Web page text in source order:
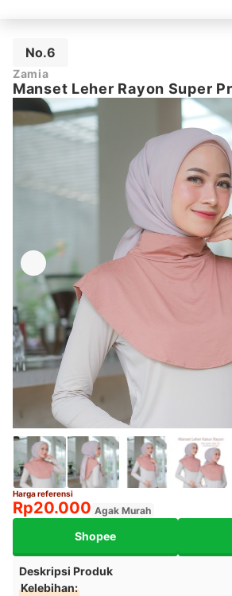
No.6
Zamia
Manset Leher Rayon Super
Harga referensi
Rp20.000 Agak Murah
Shopee
Deskripsi Produk
Kelebihan: